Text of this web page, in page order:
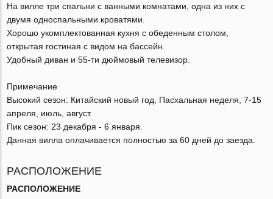
На вилле три спальни с ванными комнатами, одна из них с
двумя односпальными кроватями.
Хорошо укомплектованная кухня с обеденным столом,
открытая гостиная с видом на бассейн.
Удобный диван и 55-ти дюймовый телевизор.
Примечание
Высокий сезон: Китайский новый год, Пасхальная неделя, 7-15
апреля, июль, август.
Пик сезон: 23 декабря - 6 января.
Данная вилла оплачивается полностью за 60 дней до заезда.
РАСПОЛОЖЕНИЕ
РАСПОЛОЖЕНИЕ